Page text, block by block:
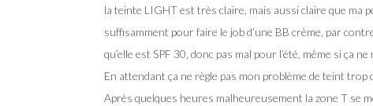
la teinte LIGHT est très claire, mais aussi claire que ma
suffisamment pour faire le job d’une BB crème, par
qu’elle est SPF 30, donc pas mal pour l’été, même si ça
En attendant ça ne règle pas mon problème de teint trop
Après quelques heures malheureusement la zone T se